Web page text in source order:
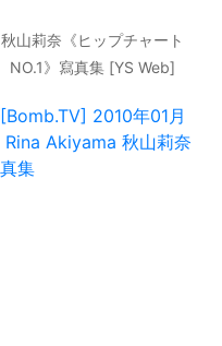
秋山莉奈《ヒップチャート
NO.1》寫真集 [YS Web]